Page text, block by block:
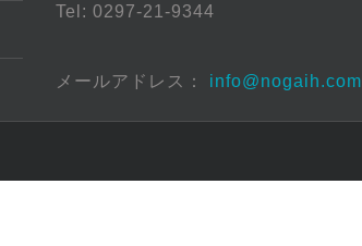
Tel: 0297-21-9344
メールアドレス： info@nogaih.com